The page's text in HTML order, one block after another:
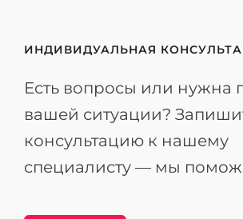
ИНДИВИДУАЛЬНАЯ
Есть вопросы или нужна
вашей ситуации?
консультацию к нашему
специалисту — мы